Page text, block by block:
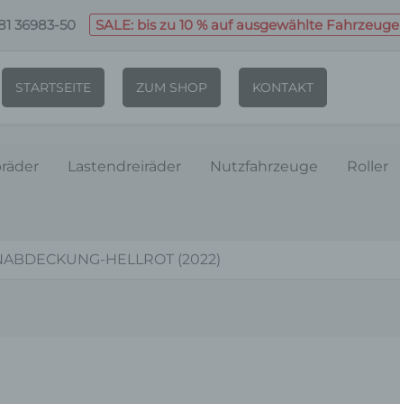
36983-50 SALE: bis zu 10 % auf ausgewählte Fahrzeuge
STARTSEITE ZUM SHOP KONTAKT
Lastendreiräder Nutzfahrzeuge Roller
HELLROT (2022)